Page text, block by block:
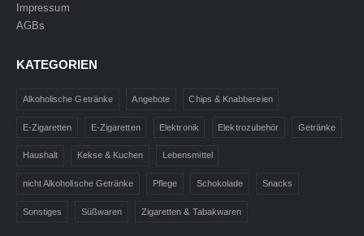
Impressum
AGBs
KATEGORIEN
Alkoholische Getränke Angebote Chips & Knabbereien
E-Zigaretten E-Zigaretten Elektronik Elektrozubehör Getränke
Haushalt Kekse & Kuchen Lebensmittel
nicht Alkoholische Getränke Pflege Schokolade Snacks
Sonstiges Süßwaren Zigaretten & Tabakwaren